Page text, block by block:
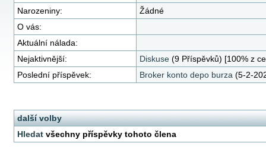
Narozeniny:
Žádné
O vás:
Aktuální nálada:
Nejaktivnější:
Diskuse(9 Příspěvků) [100% z
Poslední příspěvek:
Broker konto depo burza (5-2-
další volby
Hledatvšechny příspěvky tohoto člena